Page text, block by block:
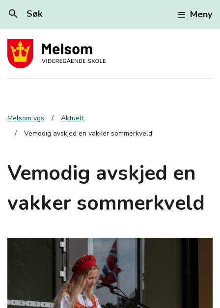
search Søk Meny
Melsom vgs
Aktuelt
Vemodig avskjed en vakker sommerkveld
Vemodig avskjed en
vakker sommerkveld